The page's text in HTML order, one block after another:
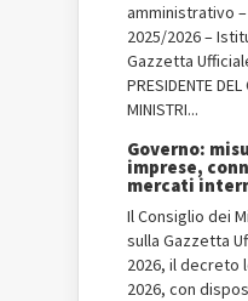
amministrativo
2025/2026 –
Gazzetta
PRESIDENTE
MINISTRI...
Governo:
imprese,
mercati
Il Consiglio dei
sulla Gazzetta
2026, il decreto
2026, con